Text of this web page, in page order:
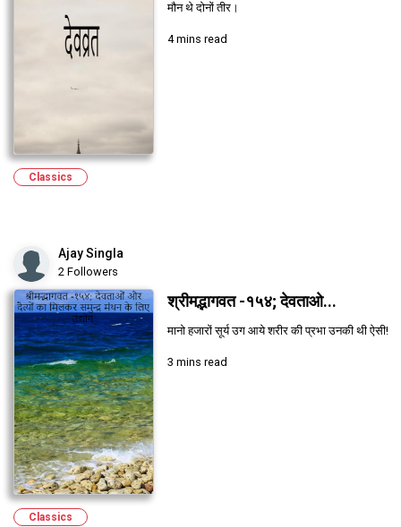
मौन थे दोनों तीर।
4 mins read
Classics
Ajay Singla
2 Followers
श्रीमद्भागवत -१५४; देवताओ...
मानो हजारों सूर्य उग आये शरीर की प्रभा उनकी थी ऐसी!
3 mins read
Classics